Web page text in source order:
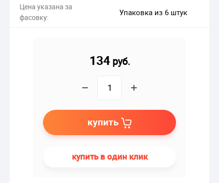
Цена указана за
фасовку:
Упаковка из 6 штук
134руб.
− +
купить
купить в один клик